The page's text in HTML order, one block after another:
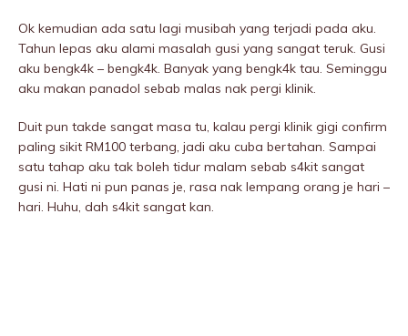
Ok kemudian ada satu lagi musibah yang terjadi pada aku.
Tahun lepas aku alami masalah gusi yang sangat teruk. Gusi
aku bengk4k – bengk4k. Banyak yang bengk4k tau. Seminggu
aku makan panadol sebab malas nak pergi kIinik.
Duit pun takde sangat masa tu, kalau pergi kIinik gigi confirm
paling sikit RM100 terbang, jadi aku cuba bertahan. Sampai
satu tahap aku tak boleh tidur malam sebab s4kit sangat
gusi ni. Hati ni pun panas je, rasa nak Iempang orang je hari –
hari. Huhu, dah s4kit sangat kan.